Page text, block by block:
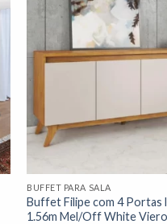
BUFFET PARA SALA
Buffet Filipe com 4 Portas
1.56m Mel/Off White Viero